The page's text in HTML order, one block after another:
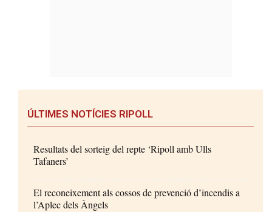
ÚLTIMES NOTÍCIES RIPOLL
Resultats del sorteig del repte ‘Ripoll amb Ulls
Tafaners’
El reconeixement als cossos de prevenció d’incendis a
l’Aplec dels Àngels